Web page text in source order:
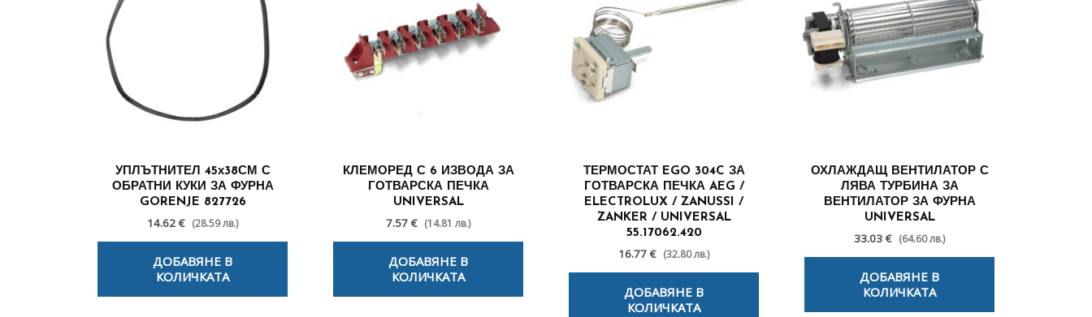
УПЛЪТНИТЕЛ 45х38СМ С
ОБРАТНИ КУКИ ЗА ФУРНА
GORENJE 827726
14.62 € (28.59 лв.)
ДОБАВЯНЕ В
КОЛИЧКАТА
КЛЕМОРЕД С 6 ИЗВОДА ЗА
ГОТВАРСКА ПЕЧКА
UNIVERSAL
7.57 € (14.81 лв.)
ДОБАВЯНЕ В
КОЛИЧКАТА
ТЕРМОСТАТ EGO 304C ЗА
ГОТВАРСКА ПЕЧКА AEG /
ELECTROLUX / ZANUSSI /
ZANKER / UNIVERSAL
55.17062.420
16.77 € (32.80 лв.)
ДОБАВЯНЕ В
КОЛИЧКАТА
ОХЛАЖДАЩ ВЕНТИЛАТОР С
ЛЯВА ТУРБИНА ЗА
ВЕНТИЛАТОР ЗА ФУРНА
UNIVERSAL
33.03 € (64.60 лв.)
ДОБАВЯНЕ В
КОЛИЧКАТА